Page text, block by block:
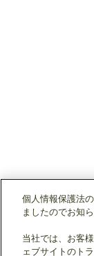
個人情報保護法
ましたのでお知
当社では、お客
ェブサイトのト